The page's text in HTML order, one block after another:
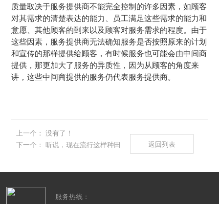
质量取决于服务提供商不能完全控制的许多因素，如顾客
对其需求的清楚表达的能力、员工满足这些需求的能力和
意愿、其他顾客的到来以及顾客对服务需求的程度。由于
这些因素，服务提供商无法确知服务是否按照原来的计划
和宣传的那样提供给顾客，有时候服务也可能会由中间商
提供，那更加大了服务的异质性，因为从顾客的角度来
讲，这些中间商提供的服务仍代表服务提供商。
上一个：
没有了！
下一个：
听说，现在流行这样种田 返回列表
服务热线：